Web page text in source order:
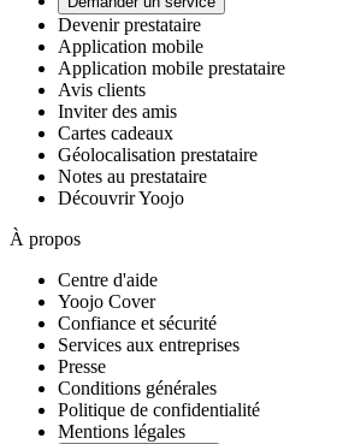
Devenir prestataire
Application mobile
Application mobile prestataire
Avis clients
Inviter des amis
Cartes cadeaux
Géolocalisation prestataire
Notes au prestataire
Découvrir Yoojo
À propos
Centre d'aide
Yoojo Cover
Confiance et sécurité
Services aux entreprises
Presse
Conditions générales
Politique de confidentialité
Mentions légales